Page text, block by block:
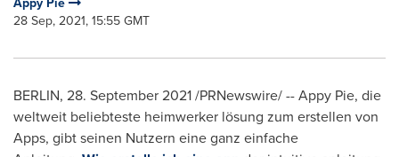
28 Sep, 2021, 15:55 GMT
BERLIN, 28. September 2021/PRNewswire/ -- Appy Pie, die
weltweit beliebteste heimwerker lösung zum erstellen von
Apps, gibt seinen Nutzern eine ganz einfache